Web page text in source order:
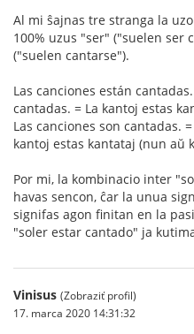
Al mi ŝajnas tre stranga la
100% uzus "ser" ("suelen ser
("suelen cantarse").
Las canciones están
cantadas. = La kantoj estas
Las canciones son cantadas.
kantoj estas kantataj (nun aŭ
Por mi, la kombinacio inter
havas sencon, ĉar la unua
signifas agon finitan en la
"soler estar cantado" ja
Vinisus (Zobraziť profil)
17. marca 2020 14:31:32